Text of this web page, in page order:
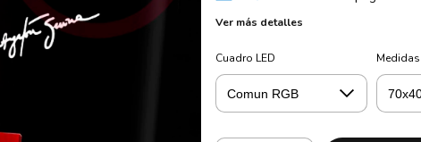
Ver más detalles
Cuadro LED Medidas